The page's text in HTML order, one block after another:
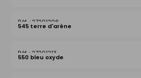
27201206
545 terre d'arène
27201213
550 bleu oxyde